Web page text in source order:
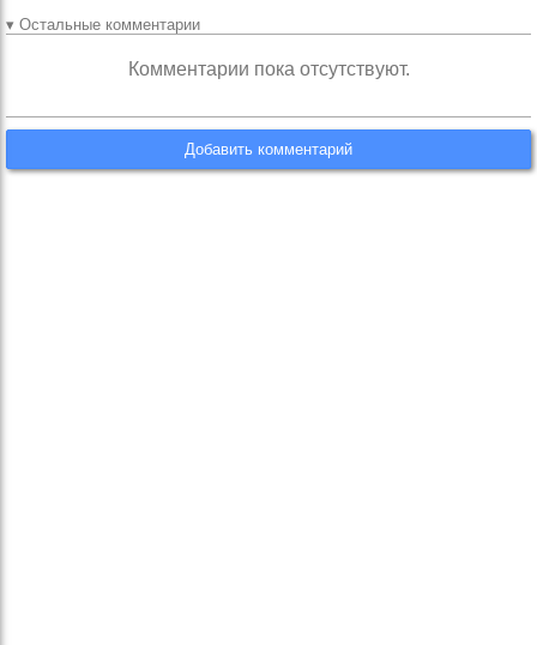
▾ Остальные комментарии
Комментарии пока отсутствуют.
Добавить комментарий